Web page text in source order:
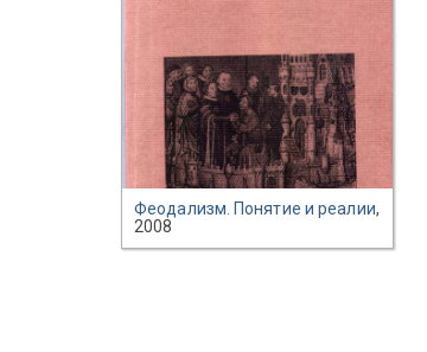
Феодализм. Понятие и реалии,
2008